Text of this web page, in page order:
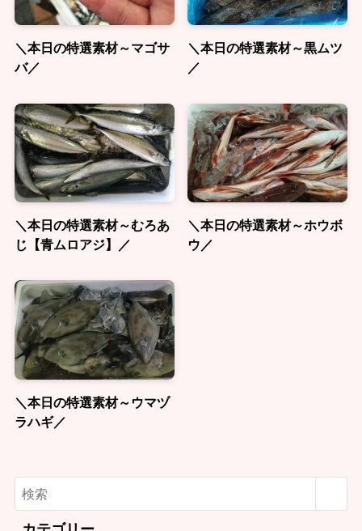
＼本日の特選素材～マゴサ
バ／
＼本日の特選素材～黒ムツ
／
＼本日の特選素材～むろあ
じ【青ムロアジ】／
＼本日の特選素材～ホウボ
ウ／
＼本日の特選素材～ウマヅ
ラハギ／